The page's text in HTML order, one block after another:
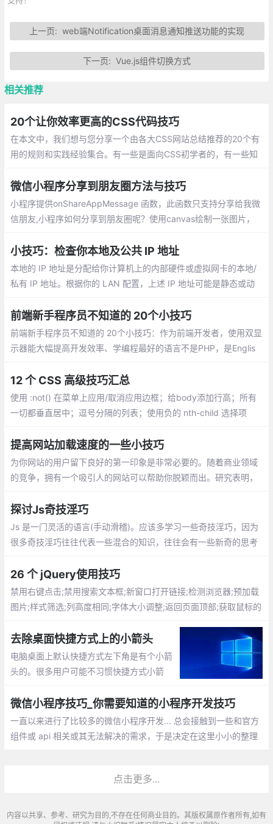
上一页:web端Notification桌面消息通知推送功能的实现
下一页:Vue.js组件切换方式
相关推荐
20个让你效率更高的CSS代码技巧
在本文中，我们想与您分享一个由各大CSS网站总结推荐的20个有
用的规则和实践经验集合。有一些是面向CSS初学者的，有一些知
知识
微信小程序分享到朋友圈方法与技巧
小程序提供onShareAppMessage 函数，此函数只支持分享给我微
信朋友,小程序如何分享到朋友圈呢？使用canvas绘制一张图片，
小技巧：检查你本地及公共 IP 地址
本地的 IP 地址是分配给你计算机上的内部硬件或虚拟网卡的本地/
私有 IP 地址。根据你的 LAN 配置，上述 IP 地址可能是静态或动
的公共/外部 IP 地址。
前端新手程序员不知道的 20个小技巧
前端新手程序员不知道的 20个小技巧：作为前端开发者，使用双显
示器能大幅提高开发效率、学编程最好的语言不是PHP，是Englis
gle一下、把觉得不靠谱的需求放到最后做，很可能到时候需求就变
了...
12 个 CSS 高级技巧汇总
使用 :not() 在菜单上应用/取消应用边框；给body添加行高；所有
一切都垂直居中；逗号分隔的列表；使用负的 nth-child 选择项
ght；继承 box-sizing
提高网站加载速度的一些小技巧
为你网站的用户留下良好的第一印象是非常必要的。随着商业领域
的竞争，拥有一个吸引人的网站可以帮助你脱颖而出。研究表明，
探讨Js奇技淫巧
Js 是一门灵活的语言(手动滑稽)。应该多学习一些奇技淫巧，因为
很多奇技淫巧往往代表一些混合的知识，往往会有一些新奇的思考
26 个 jQuery使用技巧
禁用右键点击;禁用搜索文本框;新窗口打开链接;检测浏览器;预加载
图片;样式筛选;列高度相同;字体大小调整;返回页面顶部;获取鼠标的
去除桌面快捷方式上的小箭头
电脑桌面上默认快捷方式左下角是有个小箭
头的。很多用户可能不习惯快捷方式小箭
档的名称自己顺便命名即可），然后把下面
的这些英文全部复制到TXT文档内保存。把
TXT文档的扩展名改成 .bat
微信小程序技巧_你需要知道的小程序开发技巧
一直以来进行了比较多的微信小程序开发... 总会接触到一些和官方
组件或 api 相关或其无法解决的需求，于是决定在这里小小的整理
点击更多...
内容以共享、参考、研究为目的,不存在任何商业目的。其版权属原作者所有,如有